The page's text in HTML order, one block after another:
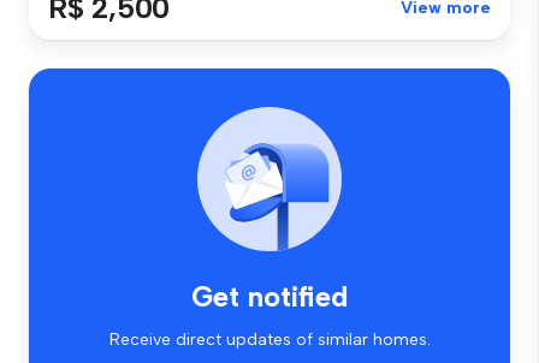
R$ 2,500 View more
Get notified
Receive direct updates of similar homes.